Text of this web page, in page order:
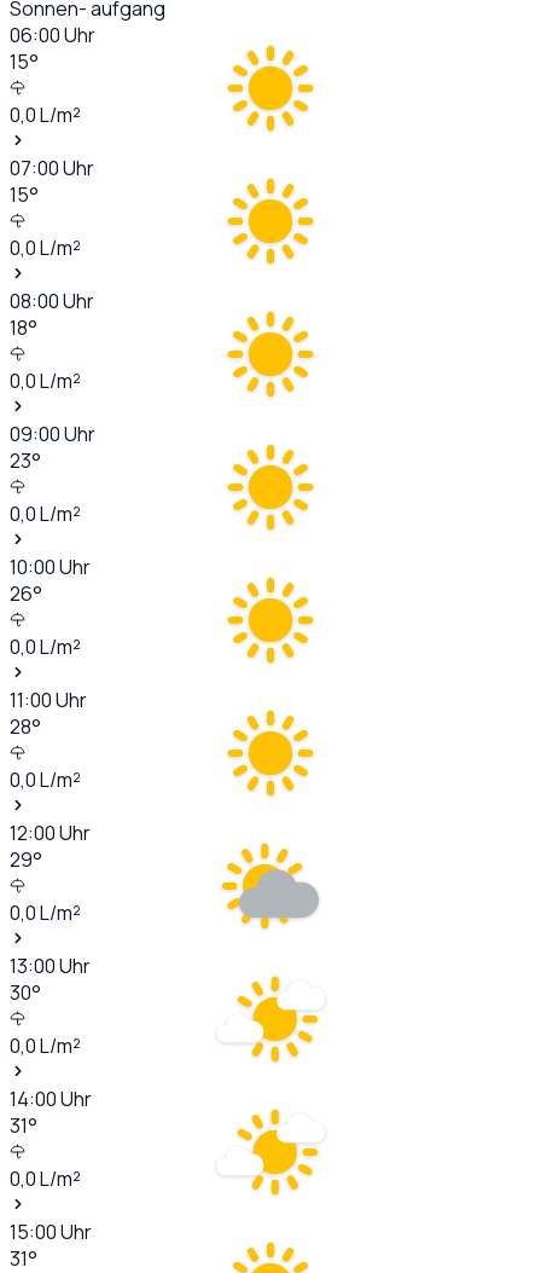
Sonnen- aufgang
06:00Uhr
15°
0,0L/m²
07:00Uhr
15°
0,0L/m²
08:00Uhr
18°
0,0L/m²
09:00Uhr
23°
0,0L/m²
10:00Uhr
26°
0,0L/m²
11:00Uhr
28°
0,0L/m²
12:00Uhr
29°
0,0L/m²
13:00Uhr
30°
0,0L/m²
14:00Uhr
31°
0,0L/m²
15:00Uhr
31°